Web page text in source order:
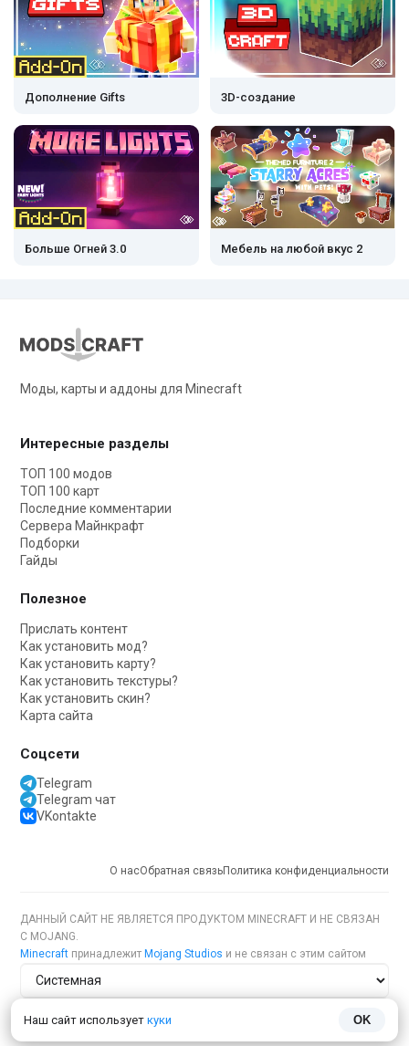
Дополнение Gifts 3D-создание
Больше Огней 3.0 Мебель на любой вкус 2
Наш сайт использует куки OK
Моды, карты и аддоны для Minecraft
Интересные разделы
ТОП 100 модов
ТОП 100 карт
Последние комментарии
Сервера Майнкрафт
Подборки
Гайды
Полезное
Прислать контент
Как установить мод?
Как установить карту?
Как установить текстуры?
Как установить скин?
Карта сайта
Соцсети
Telegram
Telegram чат
VKontakte
О насОбратная связьПолитика конфиденциальности
ДАННЫЙ САЙТ НЕ ЯВЛЯЕТСЯ ПРОДУКТОМ MINECRAFT И НЕ СВЯЗАН
С MOJANG.
Minecraft принадлежит Mojang Studios и не связан с этим сайтом
Тема сайта
Язык сайта